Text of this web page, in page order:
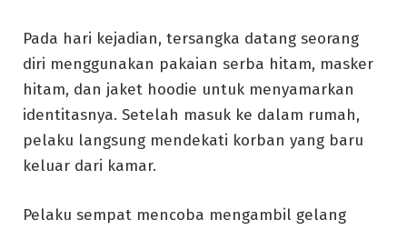
Pada hari kejadian, tersangka datang seorang
diri menggunakan pakaian serba hitam, masker
hitam, dan jaket hoodie untuk menyamarkan
identitasnya. Setelah masuk ke dalam rumah,
pelaku langsung mendekati korban yang baru
keluar dari kamar.
Pelaku sempat mencoba mengambil gelang